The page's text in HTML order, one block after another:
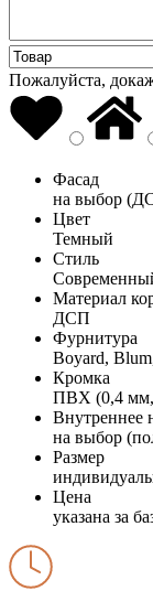
Пожалуйста,
Фасад
на выбор
Цвет
Темный
Стиль
Материал
ДСП
Фурнитура
Boyard,
Кромка
ПВХ (0,4
Внутреннее
на выбор
Размер
Цена
указана за